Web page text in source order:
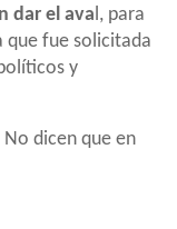
dar el ava l, para
fue solicitada
y
No dicen que en